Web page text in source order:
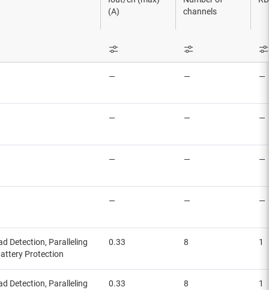
channels
(A)
— — —
— — —
— — —
— — —
Detection, Paralleling
Protection
0.33 8 1
Detection, Paralleling
0.33 8 1